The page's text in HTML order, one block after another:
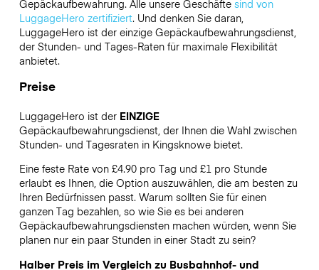
Gepäckaufbewahrung. Alle unsere Geschäfte sind von
LuggageHero zertifiziert. Und denken Sie daran,
LuggageHero ist der einzige Gepäckaufbewahrungsdienst,
der Stunden- und Tages-Raten für maximale Flexibilität
anbietet.
Preise
LuggageHero ist der EINZIGE
Gepäckaufbewahrungsdienst, der Ihnen die Wahl zwischen
Stunden- und Tagesraten in Kingsknowe bietet.
Eine feste Rate von £4.90 pro Tag und £1 pro Stunde
erlaubt es Ihnen, die Option auszuwählen, die am besten zu
Ihren Bedürfnissen passt. Warum sollten Sie für einen
ganzen Tag bezahlen, so wie Sie es bei anderen
Gepäckaufbewahrungsdiensten machen würden, wenn Sie
planen nur ein paar Stunden in einer Stadt zu sein?
Halber Preis im Vergleich zu Busbahnhof- und